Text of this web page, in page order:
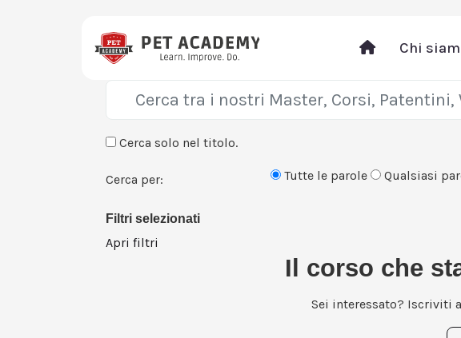
Chi
Cerca solo nel titolo.
Cerca per: Tutte le parole Qualsiasi
Filtri selezionati
Apri filtri
Il corso che
Sei interessato? Iscriviti